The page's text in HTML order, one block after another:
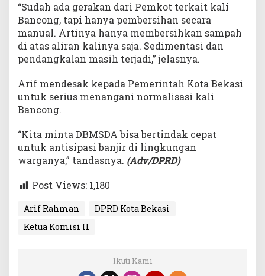
“Sudah ada gerakan dari Pemkot terkait kali
Bancong, tapi hanya pembersihan secara
manual. Artinya hanya membersihkan sampah
di atas aliran kalinya saja. Sedimentasi dan
pendangkalan masih terjadi,” jelasnya.
Arif mendesak kepada Pemerintah Kota Bekasi
untuk serius menangani normalisasi kali
Bancong.
“Kita minta DBMSDA bisa bertindak cepat
untuk antisipasi banjir di lingkungan
warganya,” tandasnya. (Adv/DPRD)
Post Views: 1,180
Arif Rahman
DPRD Kota Bekasi
Ketua Komisi II
Ikuti Kami